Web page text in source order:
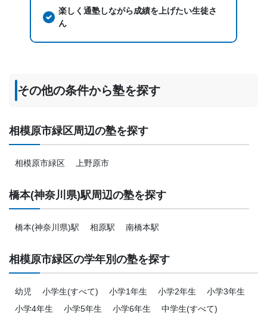
楽しく通塾しながら成績を上げたい生徒さ
ん
その他の条件から塾を探す
相模原市緑区周辺の塾を探す
相模原市緑区 上野原市
橋本(神奈川県)駅周辺の塾を探す
橋本(神奈川県)駅 相原駅 南橋本駅
相模原市緑区の学年別の塾を探す
幼児 小学生(すべて) 小学1年生 小学2年生
小学3年生
小学4年生
小学5年生 小学6年生
中学生(すべて)